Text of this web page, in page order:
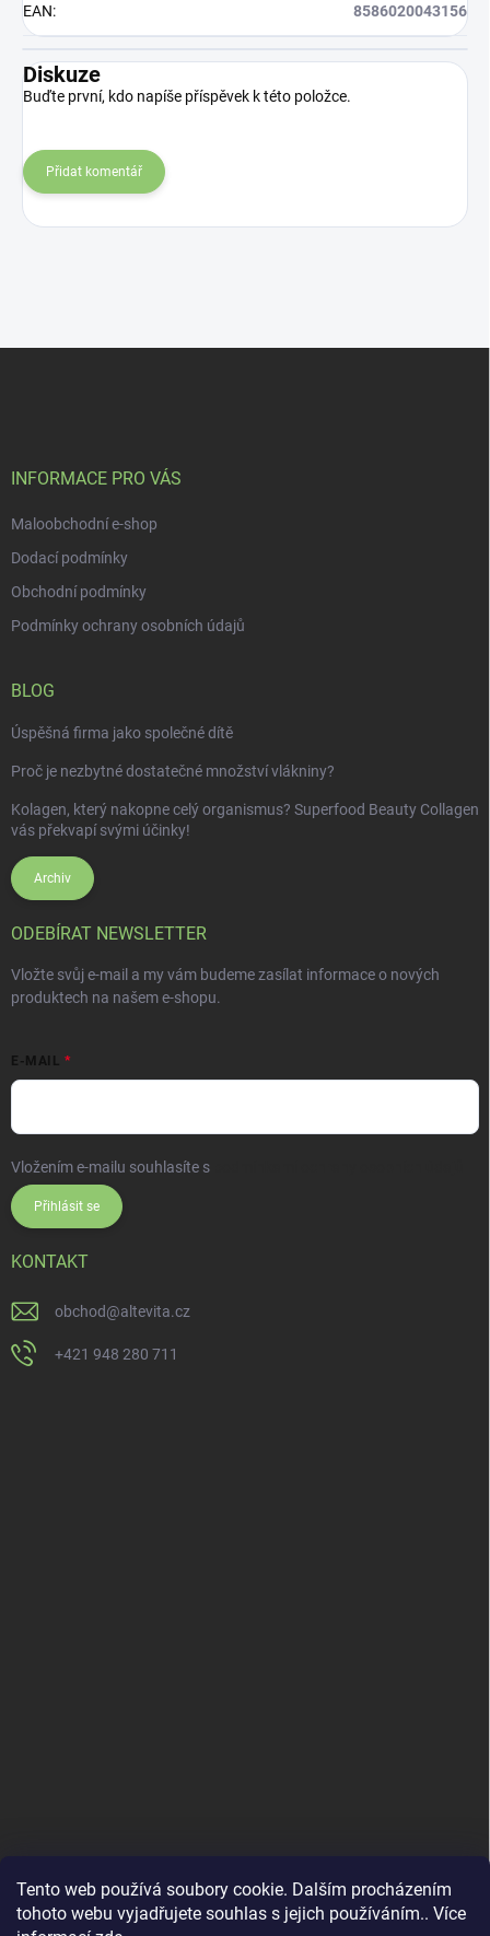
Tento web používá soubory cookie. Dalším procházením
tohoto webu vyjadřujete souhlas s jejich používáním.. Více
EAN: 8586020043156
Diskuze
Buďte první, kdo napíše příspěvek k této položce.
Přidat komentář
INFORMACE PRO VÁS
Maloobchodní e-shop
Dodací podmínky
Obchodní podmínky
Podmínky ochrany osobních údajů
BLOG
Úspěšná firma jako společné dítě
Proč je nezbytné dostatečné množství vlákniny?
Kolagen, který nakopne celý organismus? Superfood Beauty Collagen
vás překvapí svými účinky!
Archiv
ODEBÍRAT NEWSLETTER
Vložte svůj e-mail a my vám budeme zasílat informace o nových
produktech na našem e-shopu.
E-MAIL
Vložením e-mailu souhlasíte s
Přihlásit se
KONTAKT
obchod@altevita.cz
+421 948 280 711